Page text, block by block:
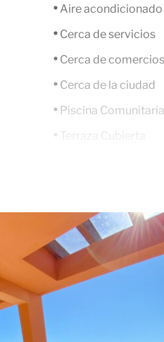
Aire
Cerca de servicios
Cerca de comercios
Cerca de la ciudad
Piscina Comunitaria
Terraza Cubierta
Armarios
Garage
Comunidad cerrada
Ascensor